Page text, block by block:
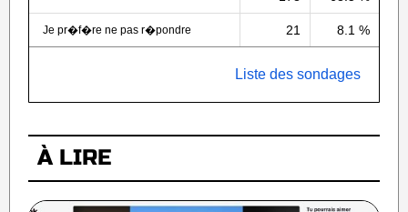
Je pr�f�re ne pas r�pondre 21 8.1 %
Liste des sondages
À LIRE